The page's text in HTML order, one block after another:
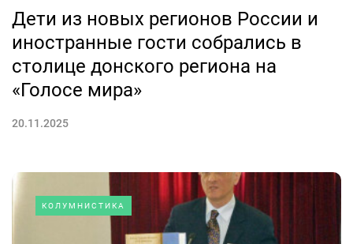
Дети из новых регионов России и
иностранные гости собрались в
столице донского региона на
«Голосе мира»
20.11.2025
КОЛУМНИСТИКА